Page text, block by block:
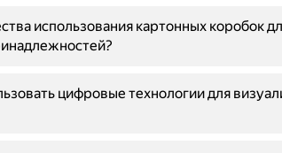
использования картонных коробок
цифровые технологии для